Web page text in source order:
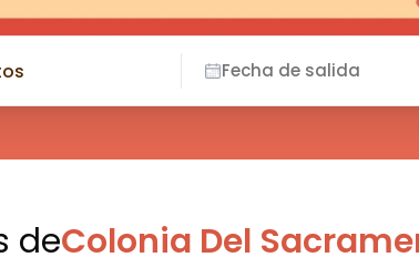
Fecha de salida
deColonia Del